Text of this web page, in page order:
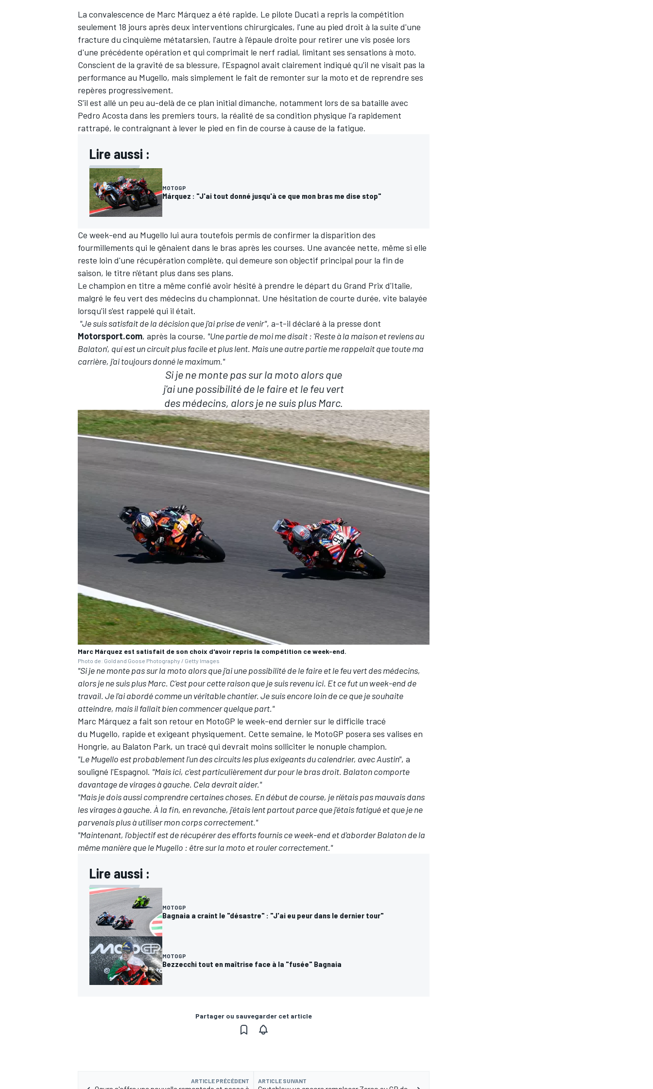
La convalescence de Marc Márquez a été rapide. Le pilote Ducati a repris la compétition
seulement 18 jours après deux interventions chirurgicales, l'une au pied droit à la suite d'une
fracture du cinquième métatarsien, l'autre à l'épaule droite pour retirer une vis posée lors
d'une précédente opération et qui comprimait le nerf radial, limitant ses sensations à moto.
Conscient de la gravité de sa blessure, l'Espagnol avait clairement indiqué qu'il ne visait pas la
performance au Mugello, mais simplement le fait de remonter sur la moto et de reprendre ses
repères progressivement.
S'il est allé un peu au-delà de ce plan initial dimanche, notamment lors de sa bataille avec
Pedro Acosta dans les premiers tours, la réalité de sa condition physique l'a rapidement
rattrapé, le contraignant à lever le pied en fin de course à cause de la fatigue.
Lire aussi :
MOTOGP
Márquez : "J'ai tout donné jusqu'à ce que mon bras me dise stop"
Ce week-end au Mugello lui aura toutefois permis de confirmer la disparition des
fourmillements qui le gênaient dans le bras après les courses. Une avancée nette, même si elle
reste loin d'une récupération complète, qui demeure son objectif principal pour la fin de
saison, le titre n'étant plus dans ses plans.
Le champion en titre a même confié avoir hésité à prendre le départ du Grand Prix d'Italie,
malgré le feu vert des médecins du championnat. Une hésitation de courte durée, vite balayée
lorsqu'il s'est rappelé qui il était.
"Je suis satisfait de la décision que j'ai prise de venir", a-t-il déclaré à la presse dont
Motorsport.com, après la course. "Une partie de moi me disait : 'Reste à la maison et reviens au
Balaton', qui est un circuit plus facile et plus lent. Mais une autre partie me rappelait que toute ma
carrière, j'ai toujours donné le maximum."
Si je ne monte pas sur la moto alors que
j'ai une possibilité de le faire et le feu vert
des médecins, alors je ne suis plus Marc.
Marc Márquez est satisfait de son choix d'avoir repris la compétition ce week-end.
Photo de: Gold and Goose Photography / Getty Images
"Si je ne monte pas sur la moto alors que j'ai une possibilité de le faire et le feu vert des médecins,
alors je ne suis plus Marc. C'est pour cette raison que je suis revenu ici. Et ce fut un week-end de
travail. Je l'ai abordé comme un véritable chantier. Je suis encore loin de ce que je souhaite
atteindre, mais il fallait bien commencer quelque part."
Marc Márquez a fait son retour en MotoGP le week-end dernier sur le difficile tracé
du Mugello, rapide et exigeant physiquement. Cette semaine, le MotoGP posera ses valises en
Hongrie, au Balaton Park, un tracé qui devrait moins solliciter le nonuple champion.
"Le Mugello est probablement l'un des circuits les plus exigeants du calendrier, avec Austin", a
souligné l'Espagnol. "Mais ici, c'est particulièrement dur pour le bras droit. Balaton comporte
davantage de virages à gauche. Cela devrait aider."
"Mais je dois aussi comprendre certaines choses. En début de course, je n'étais pas mauvais dans
les virages à gauche. À la fin, en revanche, j'étais lent partout parce que j'étais fatigué et que je ne
parvenais plus à utiliser mon corps correctement."
"Maintenant, l'objectif est de récupérer des efforts fournis ce week-end et d'aborder Balaton de la
même manière que le Mugello : être sur la moto et rouler correctement."
Lire aussi :
MOTOGP
Bagnaia a craint le "désastre" : "J'ai eu peur dans le dernier tour"
MOTOGP
Bezzecchi tout en maîtrise face à la "fusée" Bagnaia
Partager ou sauvegarder cet article
ARTICLE PRÉCÉDENT ARTICLE SUIVANT